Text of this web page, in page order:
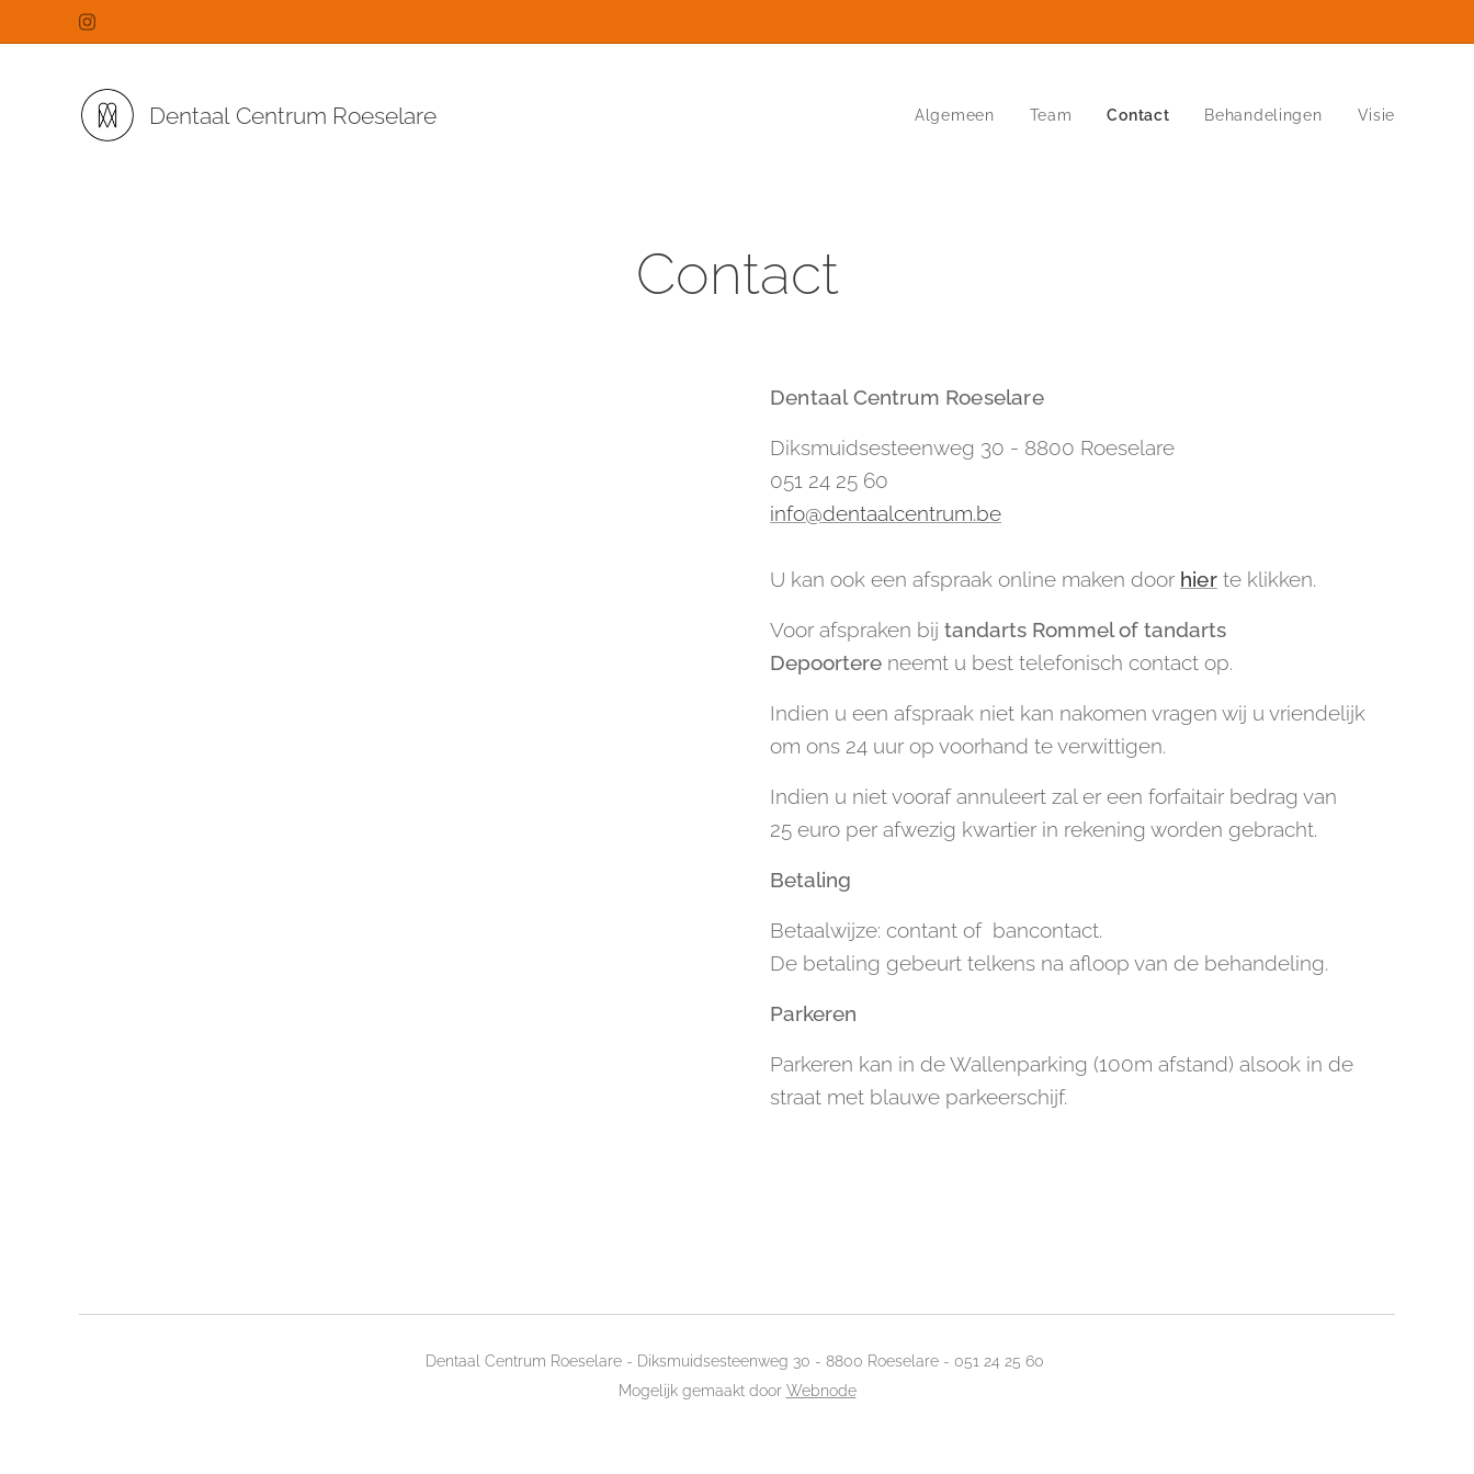
Dentaal Centrum Roeselare Algemeen Team Contact Behandelingen Visie
Contact
Dentaal Centrum Roeselare
Diksmuidsesteenweg 30 - 8800 Roeselare
051 24 25 60
info@dentaalcentrum.be
U kan ook een afspraak online maken door hier te klikken.
Voor afspraken bij tandarts Rommel of tandarts
Depoortere neemt u best telefonisch contact op.
Indien u een afspraak niet kan nakomen vragen wij u vriendelijk
om ons 24 uur op voorhand te verwittigen.
Indien u niet vooraf annuleert zal er een forfaitair bedrag van
25 euro per afwezig kwartier in rekening worden gebracht.
Betaling
Betaalwijze: contant of bancontact.
De betaling gebeurt telkens na afloop van de behandeling.
Parkeren
Parkeren kan in de Wallenparking (100m afstand) alsook in de
straat met blauwe parkeerschijf.
Dentaal Centrum Roeselare - Diksmuidsesteenweg 30 - 8800 Roeselare - 051 24 25 60
Mogelijk gemaakt door Webnode